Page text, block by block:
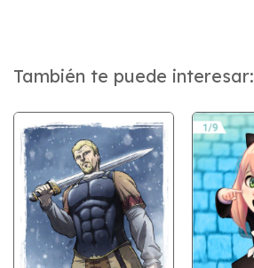
También te puede interesar: